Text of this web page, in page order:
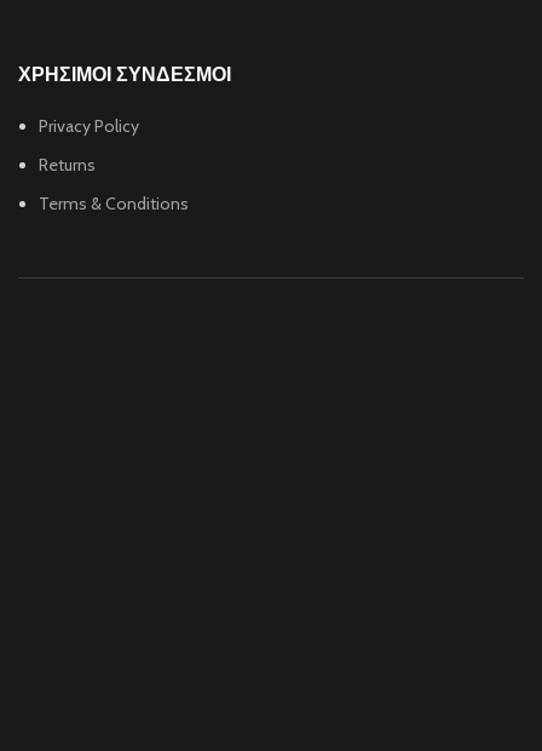
ΧΡΗΣΙΜΟΙ ΣΥΝΔΕΣΜΟΙ
Privacy Policy
Returns
Terms & Conditions